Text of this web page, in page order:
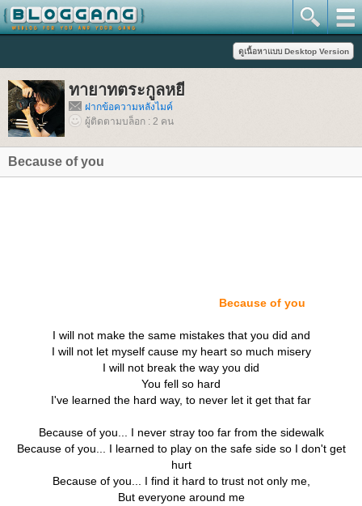
ทายาทตระกูลหยี
ฝากข้อความหลังไมค์
ผู้ติดตามบล็อก : 2 คน
Because of you
Because of you
I will not make the same mistakes that you did and
I will not let myself cause my heart so much misery
I will not break the way you did
You fell so hard
I've learned the hard way, to never let it get that far
Because of you... I never stray too far from the sidewalk
Because of you... I learned to play on the safe side so I don't get
hurt
Because of you... I find it hard to trust not only me,
But everyone around me